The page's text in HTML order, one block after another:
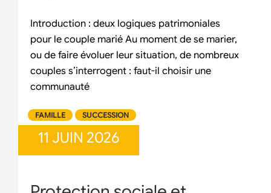
Introduction : deux logiques patrimoniales
pour le couple marié Au moment de se marier,
ou de faire évoluer leur situation, de nombreux
couples s’interrogent : faut-il choisir une
communauté
FAMILLE SUCCESSION
11 JUIN 2026